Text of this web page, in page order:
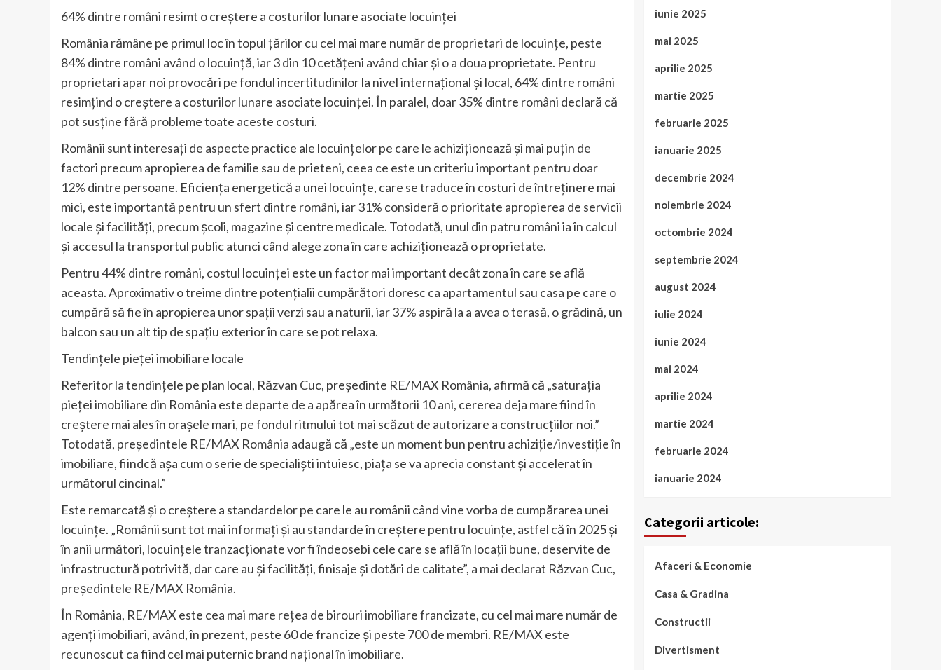
64% dintre români resimt o creștere a costurilor lunare asociate locuinței
România rămâne pe primul loc în topul țărilor cu cel mai mare număr de proprietari de locuințe, peste
84% dintre români având o locuință, iar 3 din 10 cetățeni având chiar și o a doua proprietate. Pentru
proprietari apar noi provocări pe fondul incertitudinilor la nivel internațional și local, 64% dintre români
resimțind o creștere a costurilor lunare asociate locuinței. În paralel, doar 35% dintre români declară că
pot susține fără probleme toate aceste costuri.
Românii sunt interesați de aspecte practice ale locuințelor pe care le achiziționează și mai puțin de
factori precum apropierea de familie sau de prieteni, ceea ce este un criteriu important pentru doar
12% dintre persoane. Eficiența energetică a unei locuințe, care se traduce în costuri de întreținere mai
mici, este importantă pentru un sfert dintre români, iar 31% consideră o prioritate apropierea de servicii
locale și facilități, precum școli, magazine și centre medicale. Totodată, unul din patru români ia în calcul
și accesul la transportul public atunci când alege zona în care achiziționează o proprietate.
Pentru 44% dintre români, costul locuinței este un factor mai important decât zona în care se află
aceasta. Aproximativ o treime dintre potențialii cumpărători doresc ca apartamentul sau casa pe care o
cumpără să fie în apropierea unor spații verzi sau a naturii, iar 37% aspiră la a avea o terasă, o grădină, un
balcon sau un alt tip de spațiu exterior în care se pot relaxa.
Tendințele pieței imobiliare locale
Referitor la tendințele pe plan local, Răzvan Cuc, președinte RE/MAX România, afirmă că „saturația
pieței imobiliare din România este departe de a apărea în următorii 10 ani, cererea deja mare fiind în
creștere mai ales în orașele mari, pe fondul ritmului tot mai scăzut de autorizare a construcțiilor noi.”
Totodată, președintele RE/MAX România adaugă că „este un moment bun pentru achiziție/investiție în
imobiliare, fiindcă așa cum o serie de specialiști intuiesc, piața se va aprecia constant și accelerat în
următorul cincinal.”
Este remarcată și o creștere a standardelor pe care le au românii când vine vorba de cumpărarea unei
locuințe. „Românii sunt tot mai informați și au standarde în creștere pentru locuințe, astfel că în 2025 și
în anii următori, locuințele tranzacționate vor fi îndeosebi cele care se află în locații bune, deservite de
infrastructură potrivită, dar care au și facilități, finisaje și dotări de calitate”, a mai declarat Răzvan Cuc,
președintele RE/MAX România.
În România, RE/MAX este cea mai mare rețea de birouri imobiliare francizate, cu cel mai mare număr de
agenți imobiliari, având, în prezent, peste 60 de francize și peste 700 de membri. RE/MAX este
recunoscut ca fiind cel mai puternic brand național în imobiliare.
iunie 2025
mai 2025
aprilie 2025
martie 2025
februarie 2025
ianuarie 2025
decembrie 2024
noiembrie 2024
octombrie 2024
septembrie 2024
august 2024
iulie 2024
iunie 2024
mai 2024
aprilie 2024
martie 2024
februarie 2024
ianuarie 2024
Categorii articole:
Afaceri & Economie
Casa & Gradina
Constructii
Divertisment